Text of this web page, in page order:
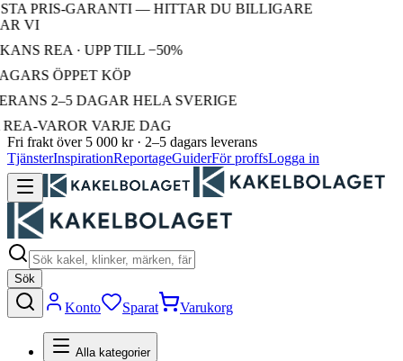
PRIS-GARANTI — HITTAR DU BILLIGARE
VI
REA · UPP TILL −50%
ÖPPET KÖP
2–5 DAGAR HELA SVERIGE
VAROR VARJE DAG
Fri frakt över 5 000 kr · 2–5 dagars leverans
TjänsterInspirationReportageGuiderFör proffsLogga in
Sök
Konto Sparat Varukorg
Alla kategorier